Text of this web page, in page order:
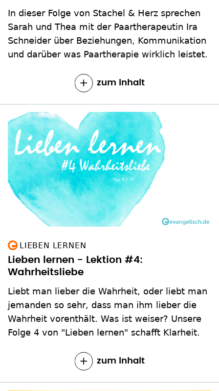
In dieser Folge von Stachel & Herz sprechen
Sarah und Thea mit der Paartherapeutin Ira
Schneider über Beziehungen, Kommunikation
und darüber was Paartherapie wirklich leistet.
zum Inhalt
LIEBEN LERNEN
Lieben lernen - Lektion #4:
Wahrheitsliebe
Liebt man lieber die Wahrheit, oder liebt man
jemanden so sehr, dass man ihm lieber die
Wahrheit vorenthält. Was ist weiser? Unsere
Folge 4 von "Lieben lernen" schafft Klarheit.
zum Inhalt